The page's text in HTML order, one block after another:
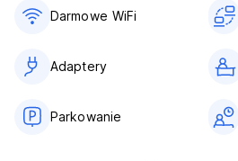
Darmowe WiFi
Adaptery
Parkowanie